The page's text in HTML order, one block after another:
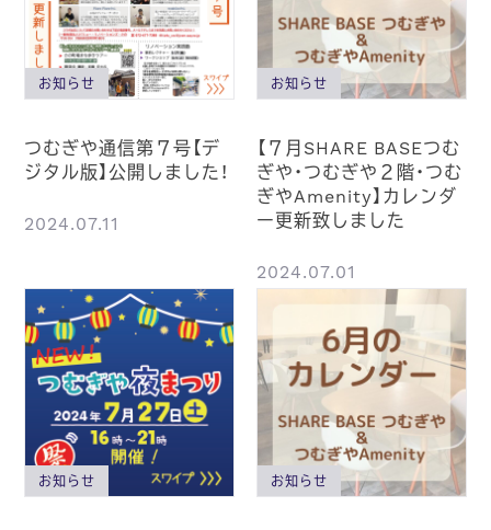
お知らせ
つむぎや通信第７号【デ
ジタル版】公開しました！
2024.07.11
お知らせ
【７月SHARE BASEつむ
ぎや・つむぎや２階・つむ
ぎやAmenity】カレンダ
ー更新致しました
2024.07.01
お知らせ お知らせ